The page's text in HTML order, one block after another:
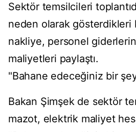
Sektör temsilcileri
neden olarak gösterdikleri
nakliye, personel
maliyetleri paylaştı.
"Bahane edeceğiniz bir
Bakan Şimşek de sektör
mazot, elektrik maliyet